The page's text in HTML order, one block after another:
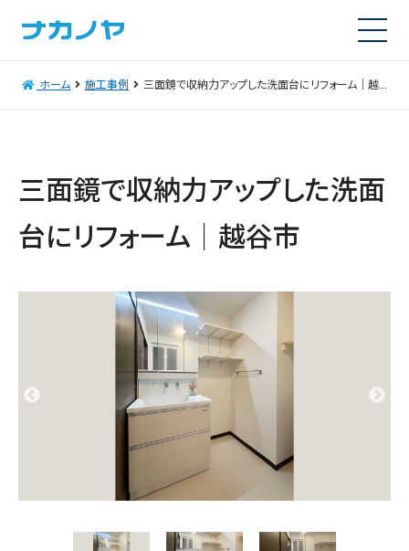
ホーム 施工事例 三面鏡で収納力アップした洗面台にリフォーム｜越谷市
三面鏡で収納力アップした洗面
台にリフォーム｜越谷市